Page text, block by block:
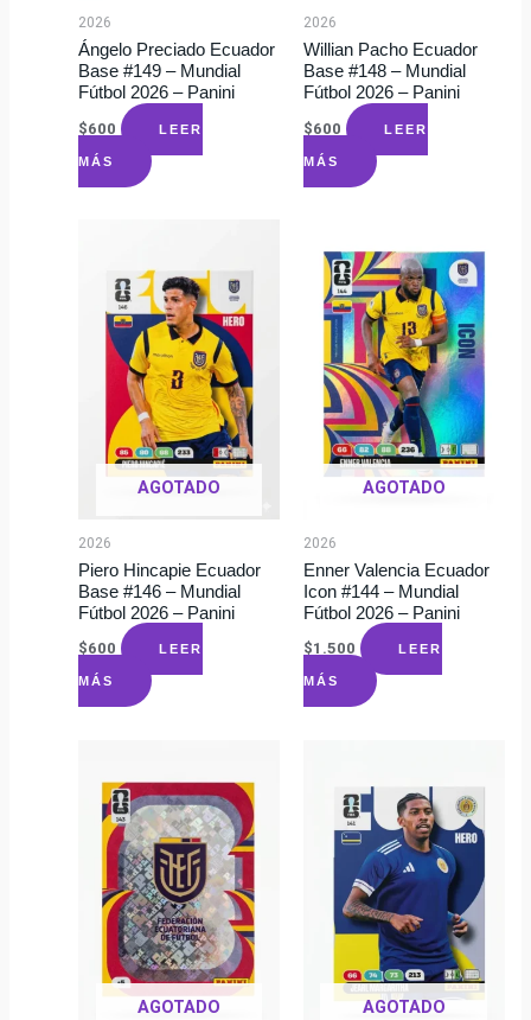
2026
Ángelo Preciado Ecuador
Base #149 – Mundial
Fútbol 2026 – Panini
$600 LEER
MÁS
2026
Willian Pacho Ecuador
Base #148 – Mundial
Fútbol 2026 – Panini
$600 LEER
MÁS
AGOTADO
2026
Piero Hincapie Ecuador
Base #146 – Mundial
Fútbol 2026 – Panini
$600 LEER
MÁS
AGOTADO
2026
Enner Valencia Ecuador
Icon #144 – Mundial
Fútbol 2026 – Panini
$1.500 LEER
MÁS
AGOTADO AGOTADO